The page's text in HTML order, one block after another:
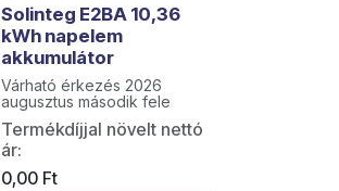
ELŐRENDELHETŐ
Solinteg E2BA 10,36
kWh napelem
akkumulátor
Várható érkezés 2026
augusztus második fele
Termékdíjjal növelt nettó
ár:
0,00Ft